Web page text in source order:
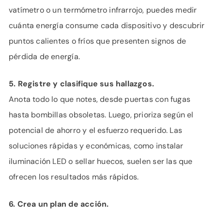
vatímetro o un termómetro infrarrojo, puedes medir
cuánta energía consume cada dispositivo y descubrir
puntos calientes o fríos que presenten signos de
pérdida de energía.
5. Registre y clasifique sus hallazgos.
Anota todo lo que notes, desde puertas con fugas
hasta bombillas obsoletas. Luego, prioriza según el
potencial de ahorro y el esfuerzo requerido. Las
soluciones rápidas y económicas, como instalar
iluminación LED o sellar huecos, suelen ser las que
ofrecen los resultados más rápidos.
6. Crea un plan de acción.